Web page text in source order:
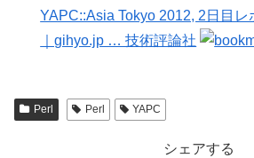
YAPC::Asia Tokyo 2012, 2日目レ
｜gihyo.jp … 技術評論社
Perl Perl YAPC
シェアする